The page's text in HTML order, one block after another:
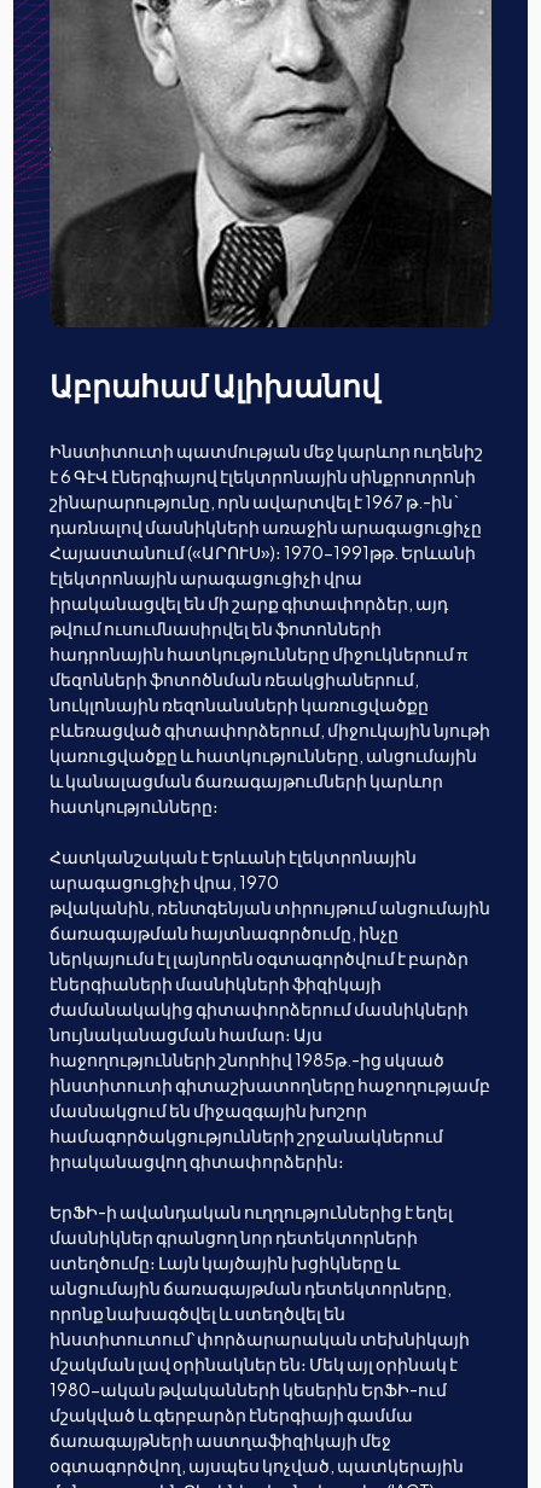
Աբրահամ Ալիխանով
Ինստիտուտի պատմության մեջ կարևոր ուղենիշ
է 6 ԳէՎ էներգիայով էլեկտրոնային սինքրոտրոնի
շինարարությունը, որն ավարտվել է 1967 թ.-ին`
դառնալով մասնիկների առաջին արագացուցիչը
Հայաստանում («ԱՐՈՒՍ»)։ 1970-1991թթ. Երևանի
էլեկտրոնային արագացուցիչի վրա
իրականացվել են մի շարք գիտափորձեր, այդ
թվում ուսումնասիրվել են ֆոտոնների
հադրոնային հատկությունները միջուկներում π
մեզոնների ֆոտոծնման ռեակցիաներում,
նուկլոնային ռեզոնանսների կառուցվածքը
բևեռացված գիտափորձերում, միջուկային նյութի
կառուցվածքը և հատկությունները, անցումային
և կանալացման ճառագայթումների կարևոր
հատկությունները։
Հատկանշական է Երևանի էլեկտրոնային
արագացուցիչի վրա, 1970
թվականին, ռենտգենյան տիրույթում անցումային
ճառագայթման հայտնագործումը, ինչը
ներկայումս էլ լայնորեն օգտագործվում է բարձր
էներգիաների մասնիկների ֆիզիկայի
ժամանակակից գիտափորձերում մասնիկների
նույնականացման համար։ Այս
հաջողությունների շնորհիվ 1985թ.-ից սկսած
ինստիտուտի գիտաշխատողները հաջողությամբ
մասնակցում են միջազգային խոշոր
համագործակցությունների շրջանակներում
իրականացվող գիտափորձերին։
ԵրՖԻ-ի ավանդական ուղղություններից է եղել
մասնիկներ գրանցող նոր դետեկտորների
ստեղծումը։ Լայն կայծային խցիկները և
անցումային ճառագայթման դետեկտորները,
որոնք նախագծվել և ստեղծվել են
ինստիտուտում՝ փորձարարական տեխնիկայի
մշակման լավ օրինակներ են։ Մեկ այլ օրինակ է
1980-ական թվականների կեսերին ԵրՖԻ-ում
մշակված և գերբարձր էներգիայի գամմա
ճառագայթների աստղաֆիզիկայի մեջ
օգտագործվող, այսպես կոչված, պատկերային